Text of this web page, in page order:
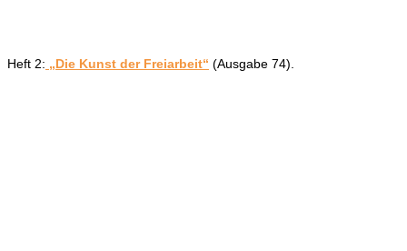
Heft 2: „Die Kunst der Freiarbeit“ (Ausgabe 74).